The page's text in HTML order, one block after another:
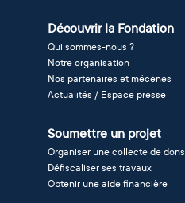
Découvrir la Fondation
Qui sommes-nous ?
Notre organisation
Nos partenaires et mécènes
Actualités / Espace presse
Soumettre un projet
Organiser une collecte de dons
Défiscaliser ses travaux
Obtenir une aide financière